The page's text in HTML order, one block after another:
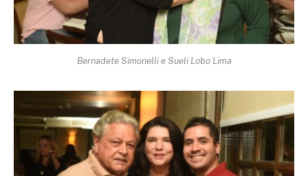
Bernadete Simonelli e Sueli Lobo Lima